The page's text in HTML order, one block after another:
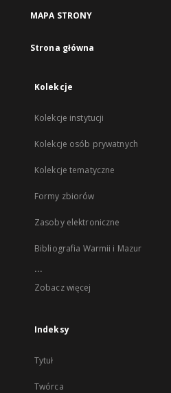
MAPA STRONY
Strona główna
Kolekcje
Kolekcje instytucji
Kolekcje osób prywatnych
Kolekcje tematyczne
Formy zbiorów
Zasoby elektroniczne
Bibliografia Warmii i Mazur
...
Zobacz więcej
Indeksy
Tytuł
Twórca